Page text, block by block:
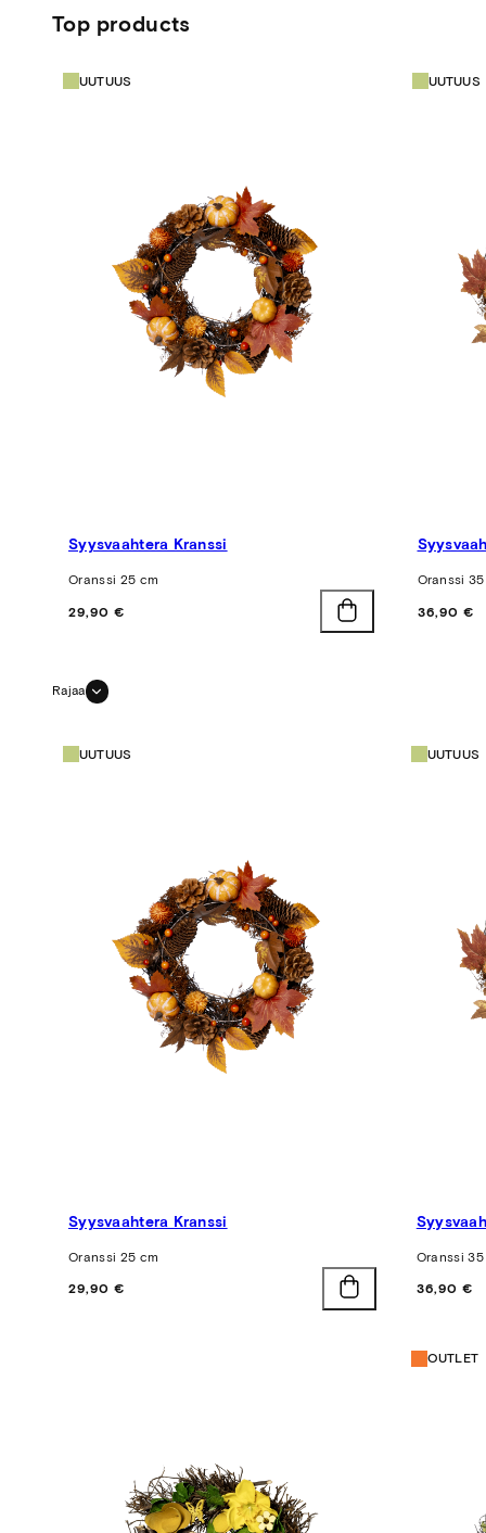
Top products
UUTUUS
Syysvaahtera Kranssi
Oranssi 25 cm
Hinta
29,90 €
UUTUUS
Oranssi
Hinta
36,90 €
Rajaa
UUTUUS
Syysvaahtera Kranssi
Oranssi 25 cm
Hinta
29,90 €
UUTUUS
Oranssi
Hinta
36,90 €
OUTLET